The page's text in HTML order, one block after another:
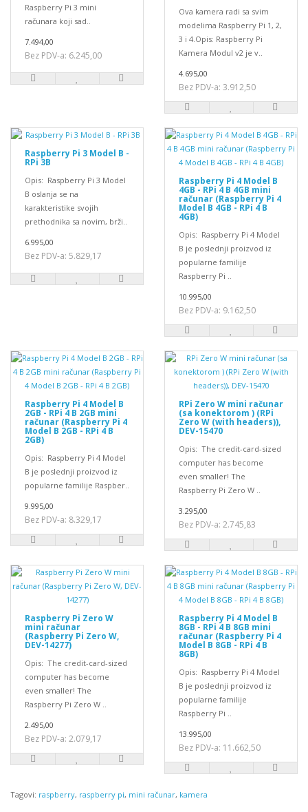
Raspberry Pi 3 mini
računara koji sad..
7.494,00
Bez PDV-a: 6.245,00
Ova kamera radi sa svim
modelima Raspberry Pi 1, 2,
3 i 4.Opis: Raspberry Pi
Kamera Modul v2 je v..
4.695,00
Bez PDV-a: 3.912,50
Raspberry Pi 3 Model B -
RPi 3B
Opis: Raspberry Pi 3 Model
B oslanja se na
karakteristike svojih
prethodnika sa novim, brži..
6.995,00
Bez PDV-a: 5.829,17
Raspberry Pi 4 Model B
4GB - RPi 4 B 4GB mini
računar (Raspberry Pi 4
Model B 4GB - RPi 4 B
4GB)
Opis: Raspberry Pi 4 Model
B je poslednji proizvod iz
popularne familije
Raspberry Pi ..
10.995,00
Bez PDV-a: 9.162,50
Raspberry Pi 4 Model B
2GB - RPi 4 B 2GB mini
računar (Raspberry Pi 4
Model B 2GB - RPi 4 B
2GB)
Opis: Raspberry Pi 4 Model
B je poslednji proizvod iz
popularne familije Raspber..
9.995,00
Bez PDV-a: 8.329,17
RPi Zero W mini računar
(sa konektorom ) (RPi
Zero W (with headers)),
DEV-15470
Opis: The credit-card-sized
computer has become
even smaller! The
Raspberry Pi Zero W ..
3.295,00
Bez PDV-a: 2.745,83
Raspberry Pi Zero W
mini računar
(Raspberry Pi Zero W,
DEV-14277)
Opis: The credit-card-sized
computer has become
even smaller! The
Raspberry Pi Zero W ..
2.495,00
Bez PDV-a: 2.079,17
Raspberry Pi 4 Model B
8GB - RPi 4 B 8GB mini
računar (Raspberry Pi 4
Model B 8GB - RPi 4 B
8GB)
Opis: Raspberry Pi 4 Model
B je poslednji proizvod iz
popularne familije
Raspberry Pi ..
13.995,00
Bez PDV-a: 11.662,50
Tagovi: raspberry, raspberry pi, mini računar, kamera